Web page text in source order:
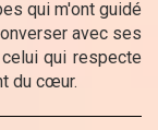
qui m'ont guidé
avec ses
qui respecte
du cœur.